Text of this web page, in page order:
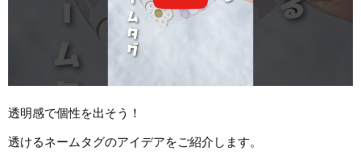
透明感で個性を出そう！
透けるネームタグのアイデアをご紹介します。